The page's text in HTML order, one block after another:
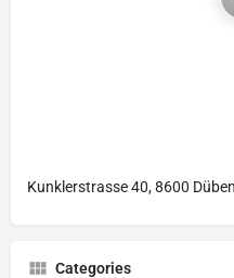
Kunklerstrasse 40, 8600
Categories